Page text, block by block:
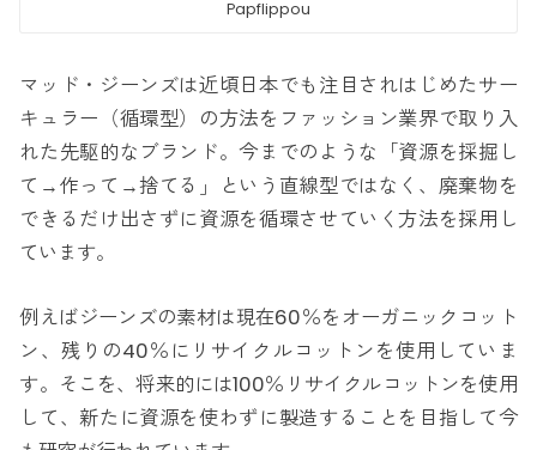
Papflippou
マッド・ジーンズは近頃日本でも注目されはじめたサー
キュラー（循環型）の方法をファッション業界で取り入
れた先駆的なブランド。今までのような「資源を採掘し
て→作って→捨てる」という直線型ではなく、廃棄物を
できるだけ出さずに資源を循環させていく方法を採用し
ています。
例えばジーンズの素材は現在60％をオーガニックコット
ン、残りの40％にリサイクルコットンを使用していま
す。そこを、将来的には100％リサイクルコットンを使用
して、新たに資源を使わずに製造することを目指して今